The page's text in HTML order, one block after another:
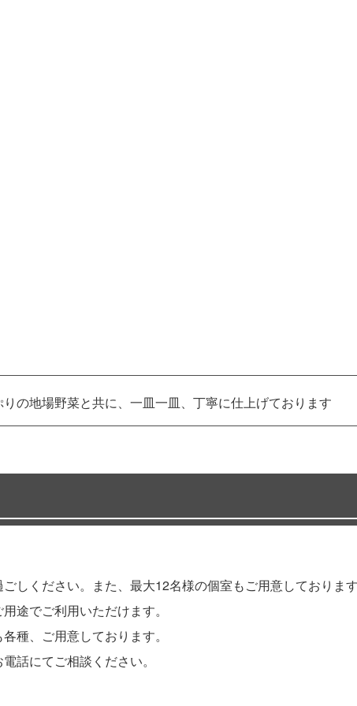
の地場野菜と共に、一皿一皿、丁寧に仕上げております
しください。また、最大12名様の個室もご用意しておりま
途でご利用いただけます。
種、ご用意しております。
話にてご相談ください。